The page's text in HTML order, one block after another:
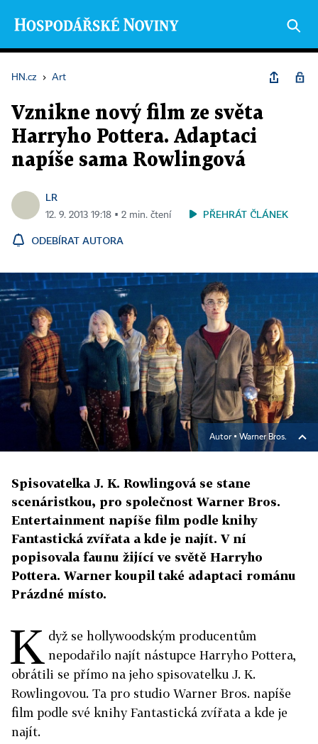
HN.cz › Art
Vznikne nový film ze světa
Harryho Pottera. Adaptaci
napíše sama Rowlingová
LR
12. 9. 2013 19:18 ▪ 2 min. čtení PŘEHRÁT ČLÁNEK
ODEBÍRAT AUTORA
Autor ▪ Warner Bros.
Spisovatelka J. K. Rowlingová se stane
scenáristkou, pro společnost Warner Bros.
Entertainment napíše film podle knihy
Fantastická zvířata a kde je najít. V ní
popisovala faunu žijící ve světě Harryho
Pottera. Warner koupil také adaptaci románu
Prázdné místo.
K dyž se hollywoodským producentům
nepodařilo najít nástupce Harryho Pottera,
obrátili se přímo na jeho spisovatelku J. K.
Rowlingovou. Ta pro studio Warner Bros. napíše
film podle své knihy Fantastická zvířata a kde je
najít.